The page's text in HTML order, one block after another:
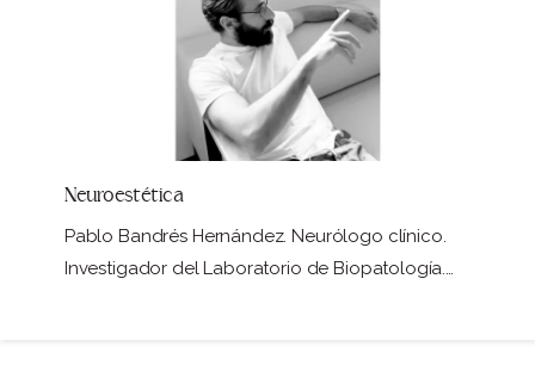
Neuroestética
Pablo Bandrés Hernández. Neurólogo clínico.
Investigador del Laboratorio de Biopatología.